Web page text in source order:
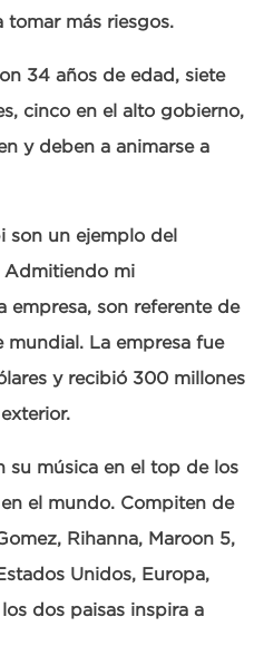
tomar más riesgos.
34 años de edad, siete
cinco en el alto gobierno,
y deben a animarse a
son un ejemplo del
Admitiendo mi
empresa, son referente de
La empresa fue
y recibió 300 millones
su música en el top de los
el mundo. Compiten de
Rihanna, Maroon 5,
Unidos, Europa,
dos paisas inspira a